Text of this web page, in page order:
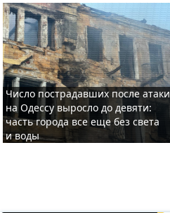
Число пострадавших после атаки
на Одессу выросло до девяти:
часть города все еще без света
и воды